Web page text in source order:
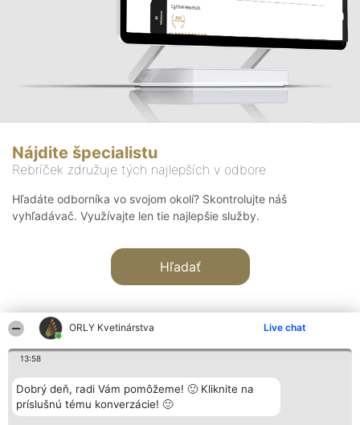
ORLY Kvetinárstva Live chat
13:58
Dobrý deň, radi Vám pomôžeme! 🙂 Kliknite na
príslušnú tému konverzácie! 🙂
Nájdite špecialistu
Rebríček združuje tých najlepších v odbore
Hľadáte odborníka vo svojom okolí? Skontrolujte náš
vyhľadávač. Využívajte len tie najlepšie služby.
Hľadať
Organizátor hodnotenia
Bright Side Solutions sp. z o.
o. sp. k.
Hodnotenie
Laureáti
Lista
Kontakt
Kontakt